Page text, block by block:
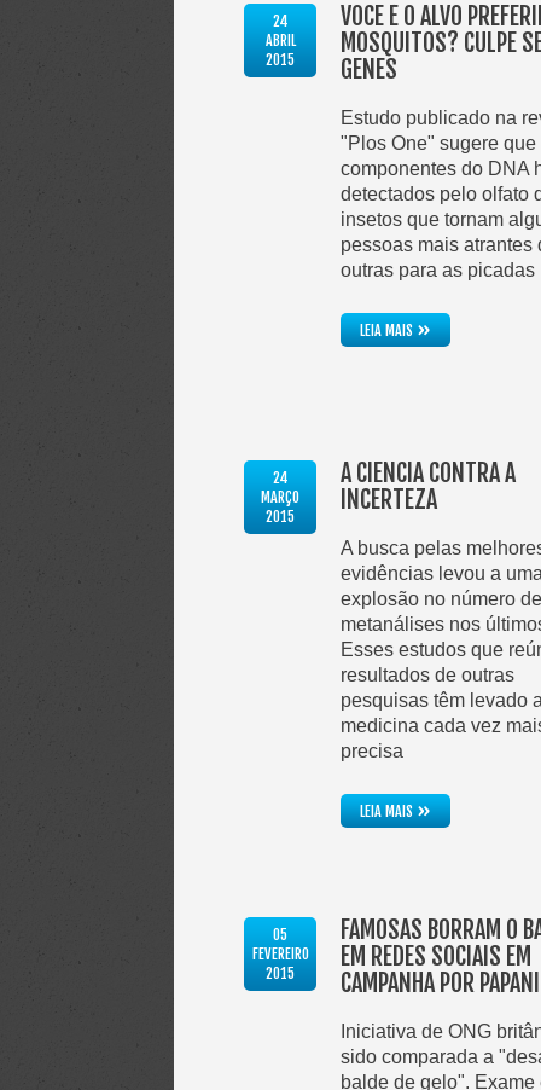
24
ABRIL
2015
VOCÊ É O ALVO
MOSQUITOS? CULPE
GENES
Estudo publicado na
"Plos One" sugere que
componentes do DNA
detectados pelo olfato
insetos que tornam
pessoas mais atrantes
outras para as picadas
LEIA MAIS»
24
MARÇO
2015
A CIÊNCIA CONTRA A
INCERTEZA
A busca pelas
evidências levou a
explosão no número de
metanálises nos
Esses estudos que
resultados de outras
pesquisas têm levado
medicina cada vez
precisa
LEIA MAIS»
05
FEVEREIRO
2015
FAMOSAS BORRAM O
EM REDES SOCIAIS EM
CAMPANHA POR
Iniciativa de ONG
sido comparada a
balde de gelo". Exame